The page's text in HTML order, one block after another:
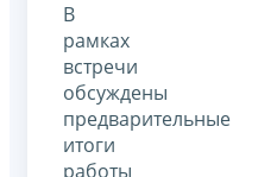
В
рамках
встречи
обсуждены
предварительные
итоги
работы